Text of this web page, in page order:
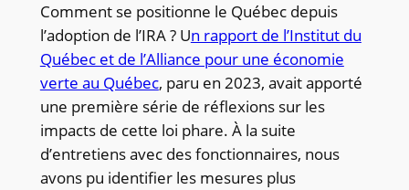
Comment se positionne le Québec depuis
l’adoption de l’IRA ? Un rapport de l’Institut du
Québec et de l’Alliance pour une économie
verte au Québec, paru en 2023, avait apporté
une première série de réflexions sur les
impacts de cette loi phare. À la suite
d’entretiens avec des fonctionnaires, nous
avons pu identifier les mesures plus